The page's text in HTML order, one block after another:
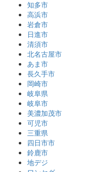
知多市
高浜市
岩倉市
日進市
清須市
北名古屋市
あま市
長久手市
岡崎市
岐阜県
岐阜市
美濃加茂市
可児市
三重県
四日市市
鈴鹿市
地デジ